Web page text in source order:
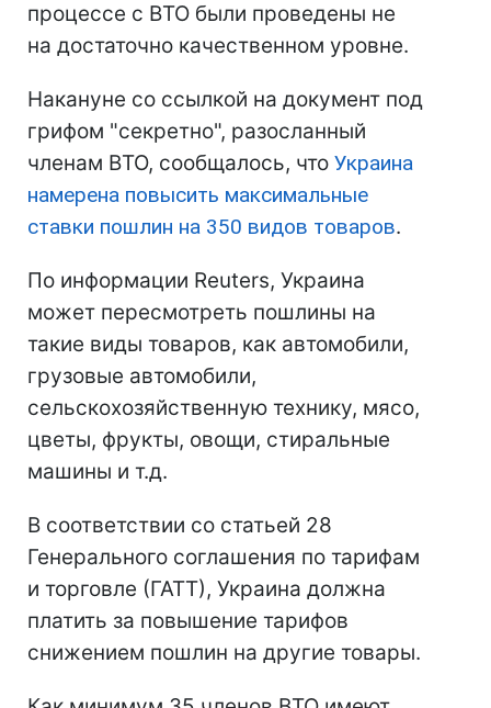
процессе с ВТО были проведены не
на достаточно качественном уровне.
Накануне со ссылкой на документ под
грифом "секретно", разосланный
членам ВТО, сообщалось, что Украина
намерена повысить максимальные
ставки пошлин на 350 видов товаров.
По информации Reuters, Украина
может пересмотреть пошлины на
такие виды товаров, как автомобили,
грузовые автомобили,
сельскохозяйственную технику, мясо,
цветы, фрукты, овощи, стиральные
машины и т.д.
В соответствии со статьей 28
Генерального соглашения по тарифам
и торговле (ГАТТ), Украина должна
платить за повышение тарифов
снижением пошлин на другие товары.